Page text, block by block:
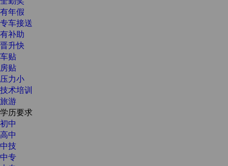
有年假
专车接送
有补助
晋升快
车贴
房贴
压力小
技术培训
旅游
学历要求
初中
高中
中技
中专